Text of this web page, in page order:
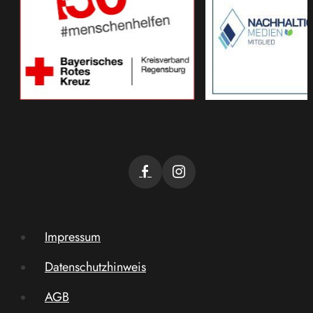
Impressum
Datenschutzhinweis
AGB